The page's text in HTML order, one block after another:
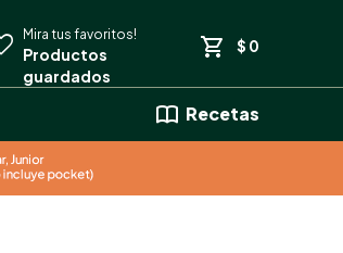
Recetas
$ 0